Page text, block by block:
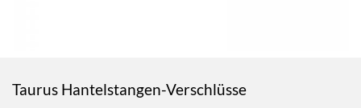
Taurus Hantelstangen-Verschlüsse